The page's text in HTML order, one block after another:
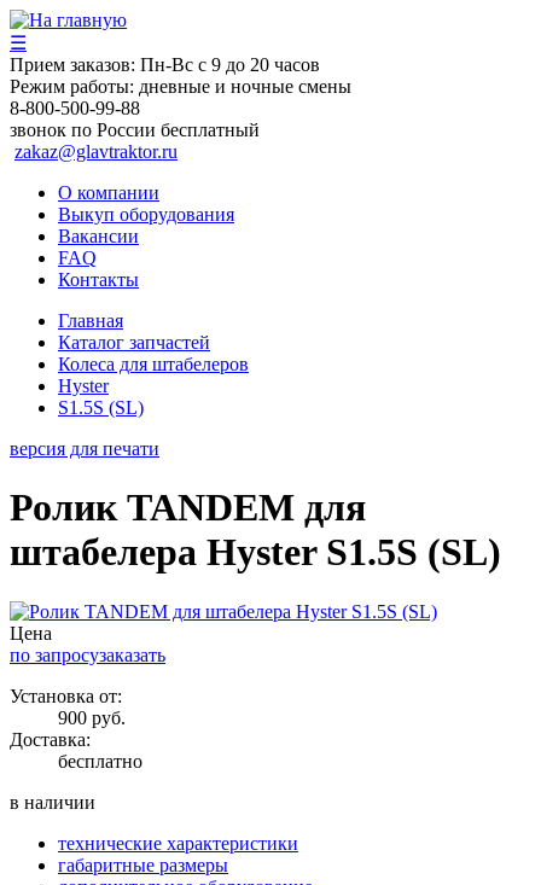
☰
Прием заказов: Пн-Вс с 9 до 20 часов
Режим работы: дневные и ночные смены
8-800-500-99-88
звонок по России бесплатный
zakaz@glavtraktor.ru
О компании
Выкуп оборудования
Вакансии
FAQ
Контакты
Главная
Каталог запчастей
Колеса для штабелеров
Hyster
S1.5S (SL)
версия для печати
Ролик TANDEM для
штабелера Hyster S1.5S (SL)
Цена
по запросузаказать
Установка от:
900 руб.
Доставка:
бесплатно
в наличии
технические характеристики
габаритные размеры